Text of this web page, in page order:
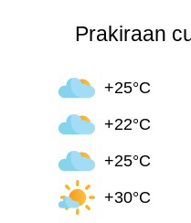
Prakiraan
+25°C
+22°C
+25°C
+30°C